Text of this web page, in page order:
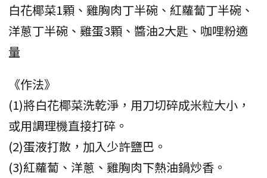
白花椰菜1顆、雞胸肉丁半碗、紅蘿蔔丁半碗、
洋蔥丁半碗、雞蛋3顆、醬油2大匙、咖哩粉適
量
《作法》
(1)將白花椰菜洗乾淨，用刀切碎成米粒大小，
或用調理機直接打碎。
(2)蛋液打散，加入少許鹽巴。
(3)紅蘿蔔、洋蔥、雞胸肉下熱油鍋炒香。